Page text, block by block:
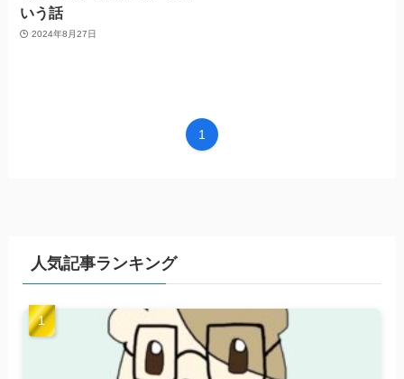
いう話
2024年8月27日
1
人気記事ランキング